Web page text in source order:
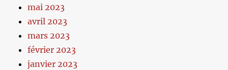
mai 2023
avril 2023
mars 2023
février 2023
janvier 2023